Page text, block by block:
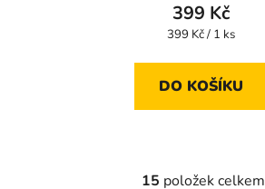
399 Kč
Měrná
399 Kč / 1 ks
DO KOŠÍKU
15 položek celkem